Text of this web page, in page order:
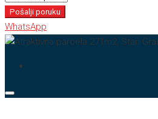
Pošalji poruku
WhatsApp